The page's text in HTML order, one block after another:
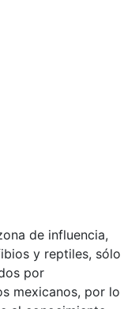
de influencia,
y reptiles, sólo
por
mexicanos, por lo